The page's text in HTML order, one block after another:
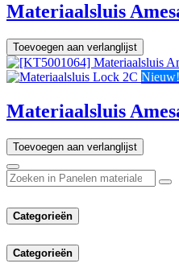
Materiaalsluis
Toevoegen aan verlanglijst
Nieuw!
Materiaalsluis
Toevoegen aan verlanglijst
Categorieën
Categorieën